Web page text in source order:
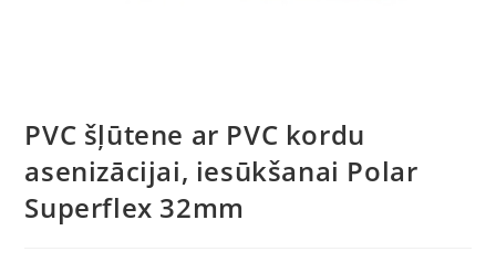
PVC šļūtene ar PVC kordu
asenizācijai, iesūkšanai Polar
Superflex 32mm